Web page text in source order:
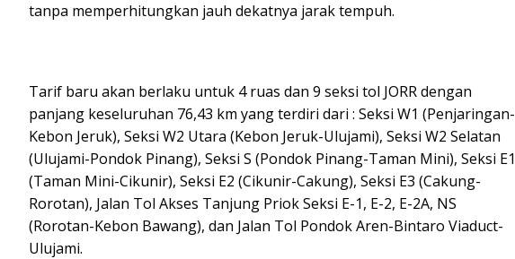
tanpa memperhitungkan jauh dekatnya jarak tempuh.
Tarif baru akan berlaku untuk 4 ruas dan 9 seksi tol JORR dengan
panjang keseluruhan 76,43 km yang terdiri dari : Seksi W1 (Penjaringan-
Kebon Jeruk), Seksi W2 Utara (Kebon Jeruk-Ulujami), Seksi W2 Selatan
(Ulujami-Pondok Pinang), Seksi S (Pondok Pinang-Taman Mini), Seksi E1
(Taman Mini-Cikunir), Seksi E2 (Cikunir-Cakung), Seksi E3 (Cakung-
Rorotan), Jalan Tol Akses Tanjung Priok Seksi E-1, E-2, E-2A, NS
(Rorotan-Kebon Bawang), dan Jalan Tol Pondok Aren-Bintaro Viaduct-
Ulujami.